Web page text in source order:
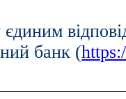
єдиним
банк (